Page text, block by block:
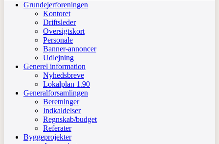
Grundejerforeningen
Kontoret
Driftsleder
Oversigtskort
Personale
Banner-annoncer
Udlejning
Generel information
Nyhedsbreve
Lokalplan 1.90
Generalforsamlingen
Beretninger
Indkaldelser
Regnskab/budget
Referater
Byggeprojekter